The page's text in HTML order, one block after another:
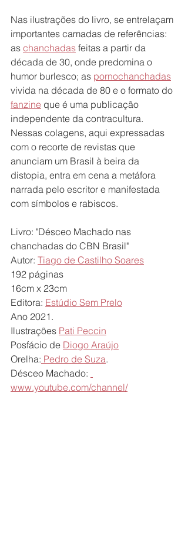
Nas ilustrações do livro, se entrelaçam
importantes camadas de referências:
as chanchadas feitas a partir da
década de 30, onde predomina o
humor burlesco; as pornochanchadas
vivida na década de 80 e o formato do
fanzine que é uma publicação
independente da contracultura.
Nessas colagens, aqui expressadas
com o recorte de revistas que
anunciam um Brasil à beira da
distopia, entra em cena a metáfora
narrada pelo escritor e manifestada
com símbolos e rabiscos.
Livro: "Désceo Machado nas
chanchadas do CBN Brasil"
Autor: Tiago de Castilho Soares
192 páginas
16cm x 23cm
Editora: Estúdio Sem Prelo
Ano 2021.
Ilustrações Pati Peccin
Posfácio de Diogo Araújo
Orelha: Pedro de Suza.
Désceo Machado:
www.youtube.com/channel/